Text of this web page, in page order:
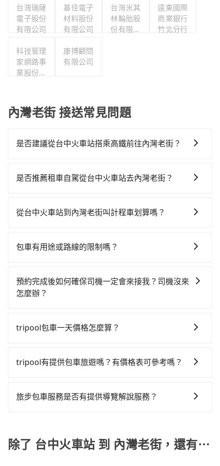
台灣瑞薩
電子股份
有限公司
基佳電子
材料股份
有限公司
台灣米其
林輪胎股
份有限公
遠東國際
商業銀行
竹北分行
科技管理
家網路事
業股份有
康搏顧問
有限公司
內灣老街 接送常見問題
是否建議從台中火車站搭乘高鐵前往內灣老街？
時、轉車麻煩！從最早06:05一直到22:59，台中-新竹一
400元、車程約32分鐘。抵達高鐵站後，步行進站、現
票價410元，再用5分鐘出站、等待車站前排班的計程
時56分鐘，假設3位同行，高鐵加轉乘之平均每人花費為
780元。不過，台中市少部分小黃司機不按表收費，看乘
時1小時22分鐘。選擇搭乘高鐵而不預約包車，不僅每人
有兩位乘車，也可參考tripool的拼車共乘服務，最多可
是否推薦租車自駕從台中火車站去內灣老街？
時不需要閉目養神（因為要自己開車），最重要的是你
$115~205承租小轎車，每公里再額外加收$3.2，從台中
回），雖已將eTag和可能的每小時40元路邊停車費用預
估進去，但額外的汽車保險與可能的罰單都需自付。再
數超過四位，更是沒有較大的七人座或九人座可供選
修理，每一次租車都好像在開樂透一樣。另外，偶爾也
車或者要載其他乘客的人來說就有不小的風險。最後，
從台中火車站到內灣老街叫計程車划算嗎？
灣大車隊、Uber、Line Taxi、Yoxi等，如果在路邊攔不
等叫車看看。依照里程跳錶計算，價格約為2,750~3,300
元間，但如改預約tripool可省高達$1,300。但如果要考
市的80倍。再加上台中市有些計程車司機不按錶計費，
tripool都是你從台中火車站到內灣老街的最佳選擇。
包車有用途或路線的限制嗎？
方，只要是長途交通且途中遵守台灣法律，無論是清明
掃墓、包車旅遊、參加喜宴/喪禮、就醫回診、登山露
或者任何跨縣市接送的需求，tripool都能滿足你。乘車
寄出電子收據。
預約完成後如何確保司機一定會來接我？司機沒來
怎麼辦？
派車。在出發前一天晚上八點時，會透過電子郵件與簡
繫，可能原本約定的地點不適合暫停而改停靠在附近的
tripool包車一天價格怎麼算？
需行程的公里數及車型而有所不同，建議可以直接上旅
tripool有提供包車旅遊嗎？有價格表可參考嗎？
旅遊，從單純的單趟接送到算時間的計時包車都有，可
可能跟其他車隊相差無幾，但是如果只需要短時數或者
單程專車服務者，敢大聲說我們價格絕對最划算。網站
旅步包車服務是否有提供導覽解說服務？
booking@tripool.app聯繫我們，將有專人協助回覆確
認是否能協助安排。
除了 台中火車站 到 內灣老街，還有⋯